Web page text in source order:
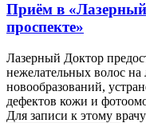
Приём в
проспекте»
Лазерный Доктор
нежелательных волос на
новообразований,
дефектов кожи и
Для записи к этому